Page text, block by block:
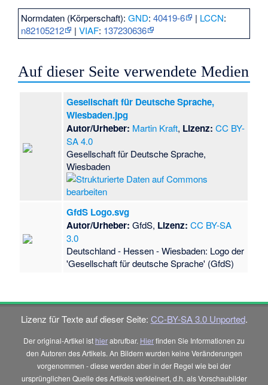
Normdaten (Körperschaft):GND:40419-6 | LCCN:
n82105212
|VIAF: 137230636
Auf dieser Seite verwendete Medien
Gesellschaft für Deutsche Sprache,
Wiesbaden.jpg
Autor/Urheber: Martin Kraft, Lizenz: CC BY-
SA 4.0
Gesellschaft für Deutsche Sprache,
Wiesbaden
GfdS Logo.svg
Autor/Urheber: GfdS, Lizenz: CC BY-SA
3.0
Deutschland - Hessen - Wiesbaden: Logo der
'Gesellschaft für deutsche Sprache' (GfdS)
Lizenz für Texte auf dieser Seite: CC-BY-SA 3.0 Unported.
Der original-Artikel ist hierabrufbar. Hierfinden Sie Informationen zu
den Autoren des Artikels. An Bildern wurden keine Veränderungen
vorgenommen - diese werden aber in der Regel wie bei der
ursprünglichen Quelle des Artikels verkleinert, d.h. als Vorschaubilder